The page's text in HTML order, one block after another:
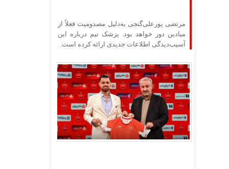
مرتضی پورعلی‌گنجی به‌دلیل مصدومیت فعلاً از
میادین دور خواهد بود. پزشک تیم درباره این
آسیب‌دیدگی اطلاعات جدیدی ارائه کرده است.